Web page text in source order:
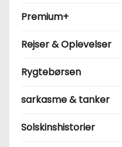
Premium+
Rejser & Oplevelser
Rygtebørsen
sarkasme & tanker
Solskinshistorier